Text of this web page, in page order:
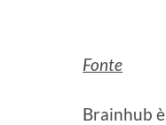
Fonte
Brainhub